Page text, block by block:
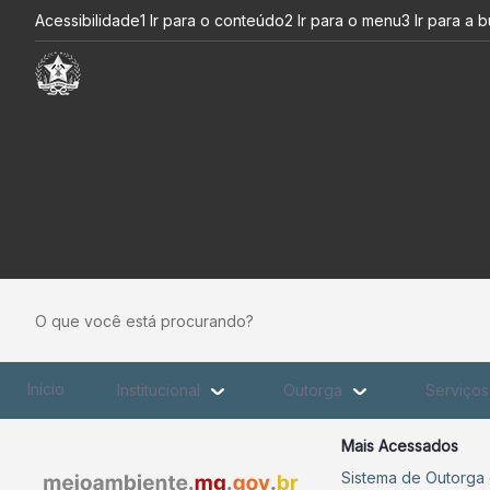
Pular para o Conteúdo principal
Sisema divulga balanço da
Acessibilidade1 Ir para o conteúdo2 Ir para o menu3 Ir para a
O que você está procurando?
Início Institucional Outorga Serviços
Mais Acessados